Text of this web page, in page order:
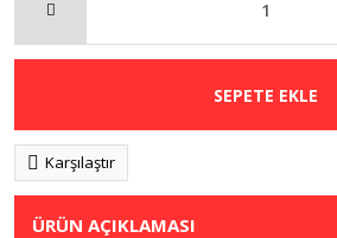
SEPETE EKLE
Karşılaştır
ÜRÜN AÇIKLAMASI